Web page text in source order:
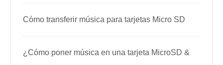
Cómo transferir música para tarjetas Micro SD
¿Cómo poner música en una tarjeta MicroSD &